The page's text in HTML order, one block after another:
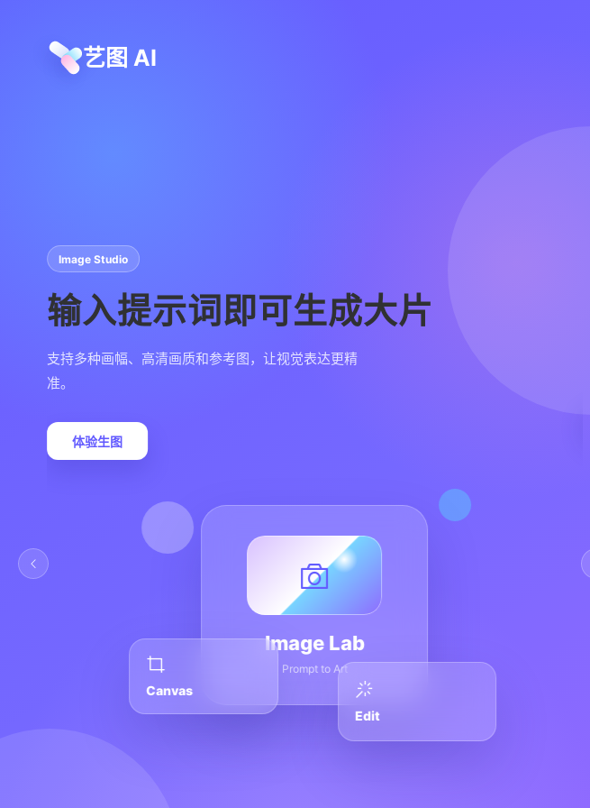
艺图 AI
Image Studio
输入提示词即可生成大片
支持多种画幅、高清画质和参考图，让视觉表达更精
准。
体验生图
Image Lab
Prompt to Art
Edit
Canvas